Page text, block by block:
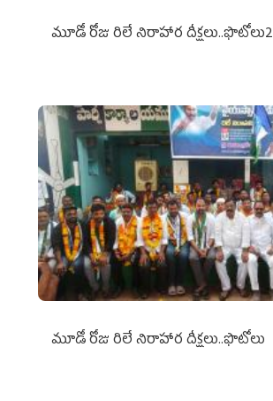
మూడో రోజు రిలే నిరాహార దీక్షలు..ఫొటోలు2
మూడో రోజు రిలే నిరాహార దీక్షలు..ఫొటోలు